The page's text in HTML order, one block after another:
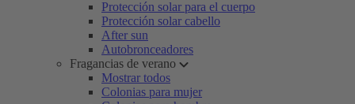
Protección solar para el cuerpo
Protección solar cabello
After sun
Autobronceadores
Fragancias de verano
Mostrar todos
Colonias para mujer